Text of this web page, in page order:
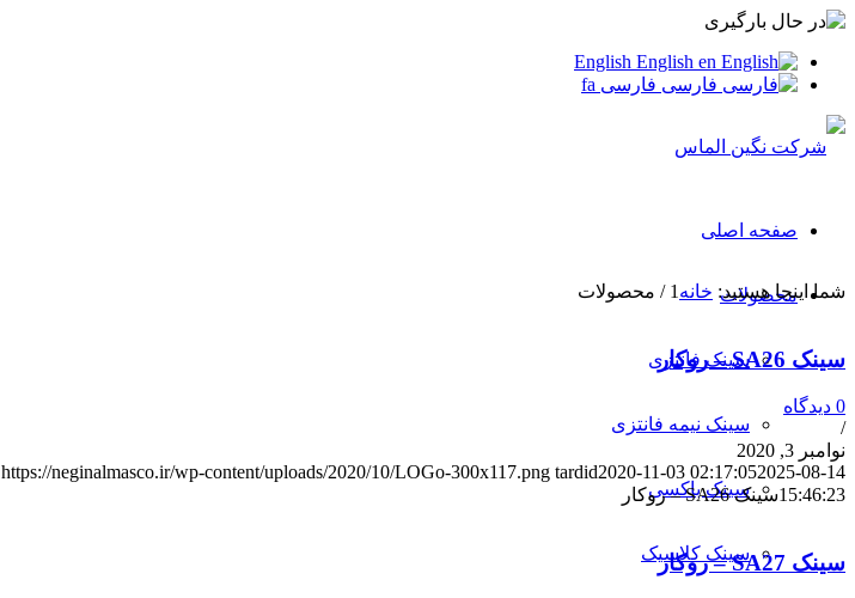
English English en
فارسی فارسی fa
صفحه اصلی
محصولات
سینک فانتزی
سینک نیمه فانتزی
سینک باکسی
سینک کلاسیک
شما اینجا هستید: خانه 1
/ محصولات
سینک SA26 – روکار
0 دیدگاه
/
نوامبر 3, 2020
https://neginalmasco.ir/wp-content/uploads/2020/10/LOGo-300x117.png tardid2020-11-03 02:17:052025-08-14
15:46:23سینک SA26 – روکار
سینک SA27 – روکار